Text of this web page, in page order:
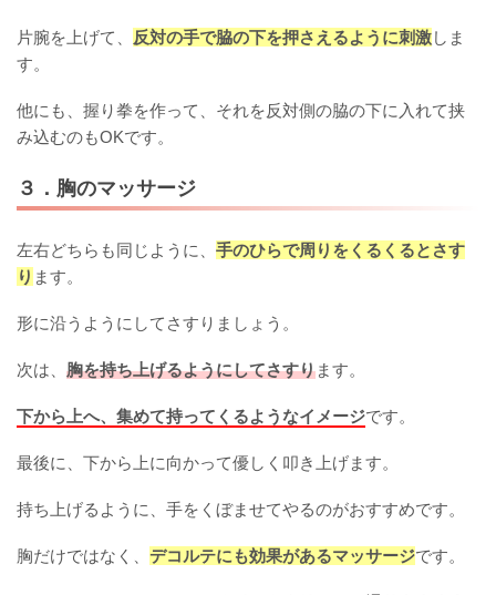
片腕を上げて、 反対の手で脇の下を押さえるように刺激しま
す。
他にも、握り拳を作って、それを反対側の脇の下に入れて挟
み込むのもOKです。
３．胸のマッサージ
左右どちらも同じように、 手のひらで周りをくるくるとさす
り ます。
形に沿うようにしてさすりましょう。
次は、 胸を持ち上げるようにしてさすります。
下から上へ、集めて持ってくるようなイメージです。
最後に、下から上に向かって優しく叩き上げます。
持ち上げるように、手をくぼませてやるのがおすすめです。
胸だけではなく、 デコルテにも効果があるマッサージです。